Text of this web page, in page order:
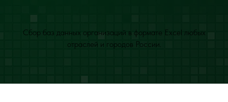
Сбор баз данных организаций в формате Excel любых
отраслей и городов России.